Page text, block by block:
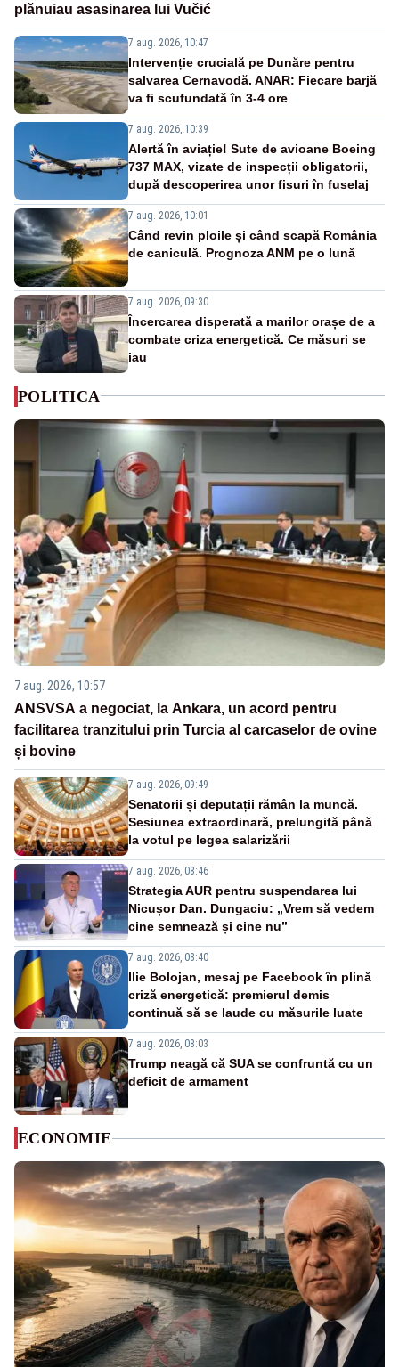
plănuiau asasinarea lui Vučić
7 aug. 2026, 10:47
Intervenție crucială pe Dunăre pentru
salvarea Cernavodă. ANAR: Fiecare barjă
va fi scufundată în 3-4 ore
7 aug. 2026, 10:39
Alertă în aviație! Sute de avioane Boeing
737 MAX, vizate de inspecții obligatorii,
după descoperirea unor fisuri în fuselaj
7 aug. 2026, 10:01
Când revin ploile și când scapă România
de caniculă. Prognoza ANM pe o lună
7 aug. 2026, 09:30
Încercarea disperată a marilor orașe de a
combate criza energetică. Ce măsuri se
iau
POLITICA
7 aug. 2026, 10:57
ANSVSA a negociat, la Ankara, un acord pentru
facilitarea tranzitului prin Turcia al carcaselor de ovine
și bovine
7 aug. 2026, 09:49
Senatorii și deputații rămân la muncă.
Sesiunea extraordinară, prelungită până
la votul pe legea salarizării
7 aug. 2026, 08:46
Strategia AUR pentru suspendarea lui
Nicușor Dan. Dungaciu: „Vrem să vedem
cine semnează și cine nu”
7 aug. 2026, 08:40
Ilie Bolojan, mesaj pe Facebook în plină
criză energetică: premierul demis
continuă să se laude cu măsurile luate
7 aug. 2026, 08:03
Trump neagă că SUA se confruntă cu un
deficit de armament
ECONOMIE